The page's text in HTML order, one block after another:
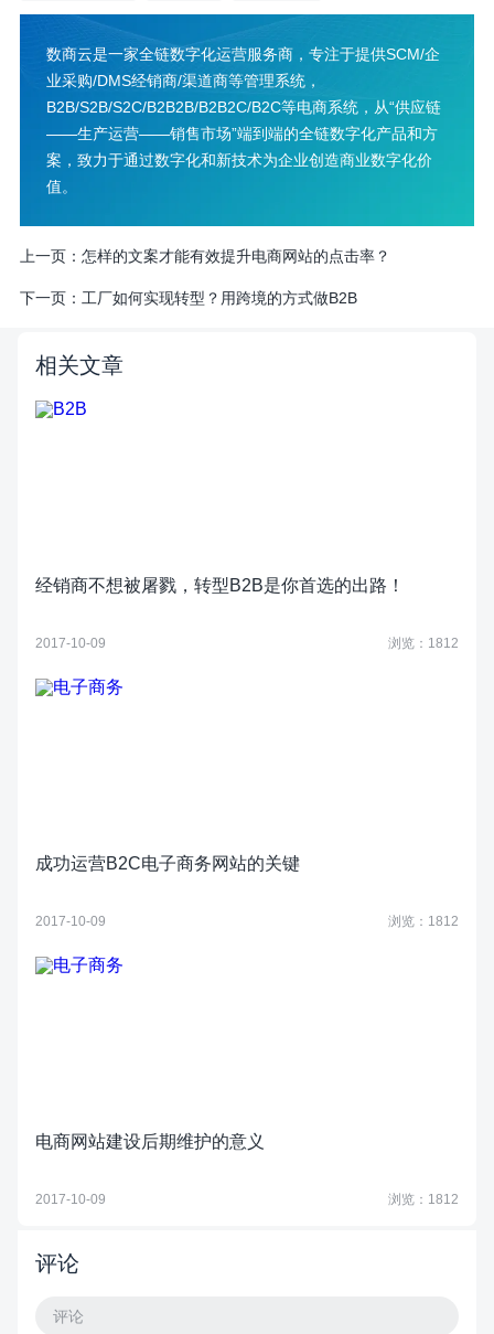
数商云是一家全链数字化运营服务商，专注于提供SCM/企
业采购/DMS经销商/渠道商等管理系统，
B2B/S2B/S2C/B2B2B/B2B2C/B2C等电商系统，从“供应链
——生产运营——销售市场”端到端的全链数字化产品和方
案，致力于通过数字化和新技术为企业创造商业数字化价
值。
上一页： 怎样的文案才能有效提升电商网站的点击率？
下一页： 工厂如何实现转型？用跨境的方式做B2B
相关文章
经销商不想被屠戮，转型B2B是你首选的出路！
2017-10-09 浏览：1812
成功运营B2C电子商务网站的关键
2017-10-09 浏览：1812
电商网站建设后期维护的意义
2017-10-09 浏览：1812
评论
评论